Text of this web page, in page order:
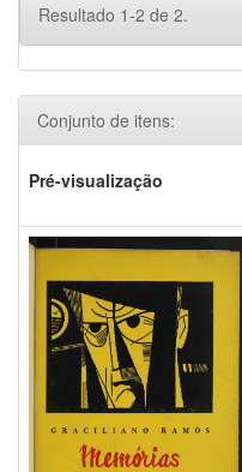
Resultado 1-2 de 2.
Conjunto de itens:
Pré-visualização